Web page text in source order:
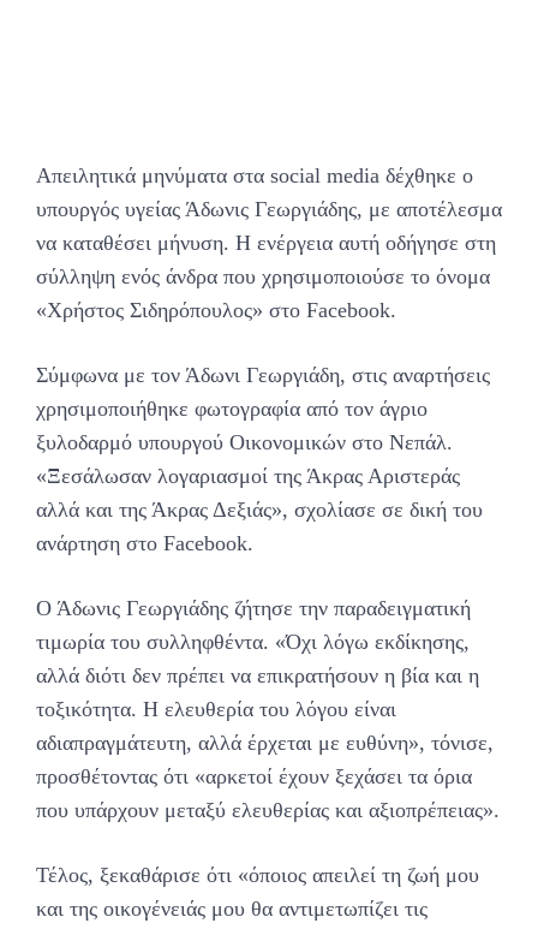
Απειλητικά μηνύματα στα social media δέχθηκε ο
υπουργός υγείας Άδωνις Γεωργιάδης, με αποτέλεσμα
να καταθέσει μήνυση. Η ενέργεια αυτή οδήγησε στη
σύλληψη ενός άνδρα που χρησιμοποιούσε το όνομα
«Χρήστος Σιδηρόπουλος» στο Facebook.
Σύμφωνα με τον Άδωνι Γεωργιάδη, στις αναρτήσεις
χρησιμοποιήθηκε φωτογραφία από τον άγριο
ξυλοδαρμό υπουργού Οικονομικών στο Νεπάλ.
«Ξεσάλωσαν λογαριασμοί της Άκρας Αριστεράς
αλλά και της Άκρας Δεξιάς», σχολίασε σε δική του
ανάρτηση στο Facebook.
Ο Άδωνις Γεωργιάδης ζήτησε την παραδειγματική
τιμωρία του συλληφθέντα. «Όχι λόγω εκδίκησης,
αλλά διότι δεν πρέπει να επικρατήσουν η βία και η
τοξικότητα. Η ελευθερία του λόγου είναι
αδιαπραγμάτευτη, αλλά έρχεται με ευθύνη», τόνισε,
προσθέτοντας ότι «αρκετοί έχουν ξεχάσει τα όρια
που υπάρχουν μεταξύ ελευθερίας και αξιοπρέπειας».
Τέλος, ξεκαθάρισε ότι «όποιος απειλεί τη ζωή μου
και της οικογένειάς μου θα αντιμετωπίζει τις